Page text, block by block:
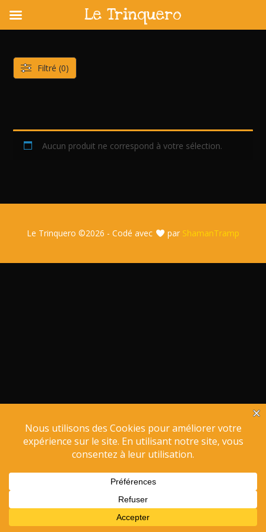
content
Aucun produit ne correspond à votre sélection.
Filtré (0)
Le Trinquero ©2026 - Codé avec par ShamanTramp
Le Trinquero